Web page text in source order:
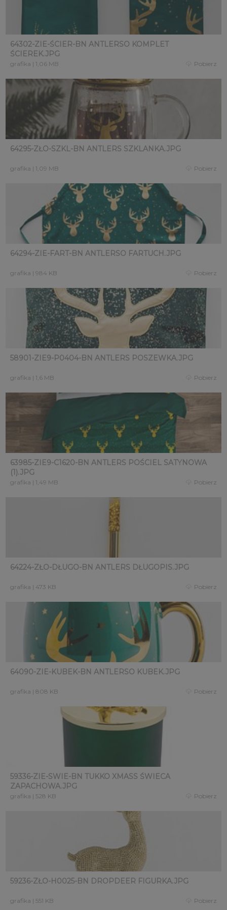
64302-ZIE-ŚCIER-BN ANTLERSO KOMPLET
ŚCIEREK.JPG
grafika | 1,06 MB Pobierz
64295-ZŁO-SZKL-BN ANTLERS SZKLANKA.JPG
grafika | 1,09 MB Pobierz
64294-ZIE-FART-BN ANTLERSO FARTUCH.JPG
grafika | 984 KB Pobierz
58901-ZIE9-P0404-BN ANTLERS POSZEWKA.JPG
grafika | 1,6 MB Pobierz
63985-ZIE9-C1620-BN ANTLERS POŚCIEL SATYNOWA
(1).JPG
grafika | 1,49 MB Pobierz
64224-ZŁO-DŁUGO-BN ANTLERS DŁUGOPIS.JPG
grafika | 473 KB Pobierz
64090-ZIE-KUBEK-BN ANTLERSO KUBEK.JPG
grafika | 808 KB Pobierz
59336-ZIE-SWIE-BN TUKKO XMASS ŚWIECA
ZAPACHOWA.JPG
grafika | 528 KB Pobierz
59236-ZŁO-H0025-BN DROPDEER FIGURKA.JPG
grafika | 551 KB Pobierz